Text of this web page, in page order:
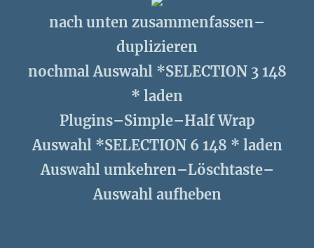
nach unten zusammenfassen–
duplizieren
nochmal Auswahl *SELECTION 3 148
* laden
Plugins–Simple–Half Wrap
Auswahl *SELECTION 6 148 * laden
Auswahl umkehren–Löschtaste–
Auswahl aufheben